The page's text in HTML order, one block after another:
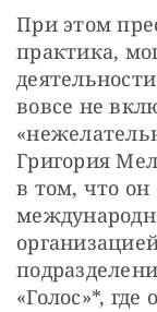
При этом
практика,
вовсе не
Григория
в том, что он
«Голос»*, где